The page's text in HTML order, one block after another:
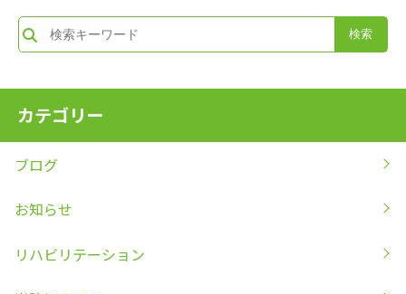
カテゴリー
ブログ
お知らせ
リハビリテーション